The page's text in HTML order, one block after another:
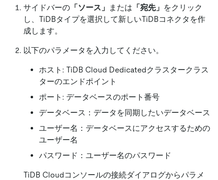
サイドバーの 「ソース」 または 「宛先」 をクリック
し、TiDBタイプを選択して新しいTiDBコネクタを作
成します。
以下のパラメータを入力してください。
ホスト: TiDB Cloud Dedicatedクラスタークラス
ターのエンドポイント
ポート: データベースのポート番号
データベース：データを同期したいデータベース
ユーザー名：データベースにアクセスするための
ユーザー名
パスワード：ユーザー名のパスワード
TiDB Cloudコンソールの接続ダイアログからパラメ